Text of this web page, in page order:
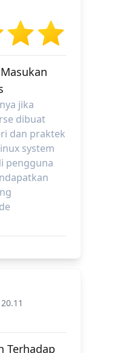
jika
dibuat
dan praktek
system
pengguna
Terhadap